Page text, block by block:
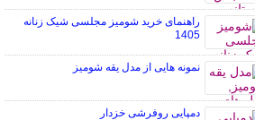
راهنمای خرید شومیز مجلسی شیک زنانه
1405
نمونه هایی از مدل یقه شومیز
دمپایی روفرشی خزدار